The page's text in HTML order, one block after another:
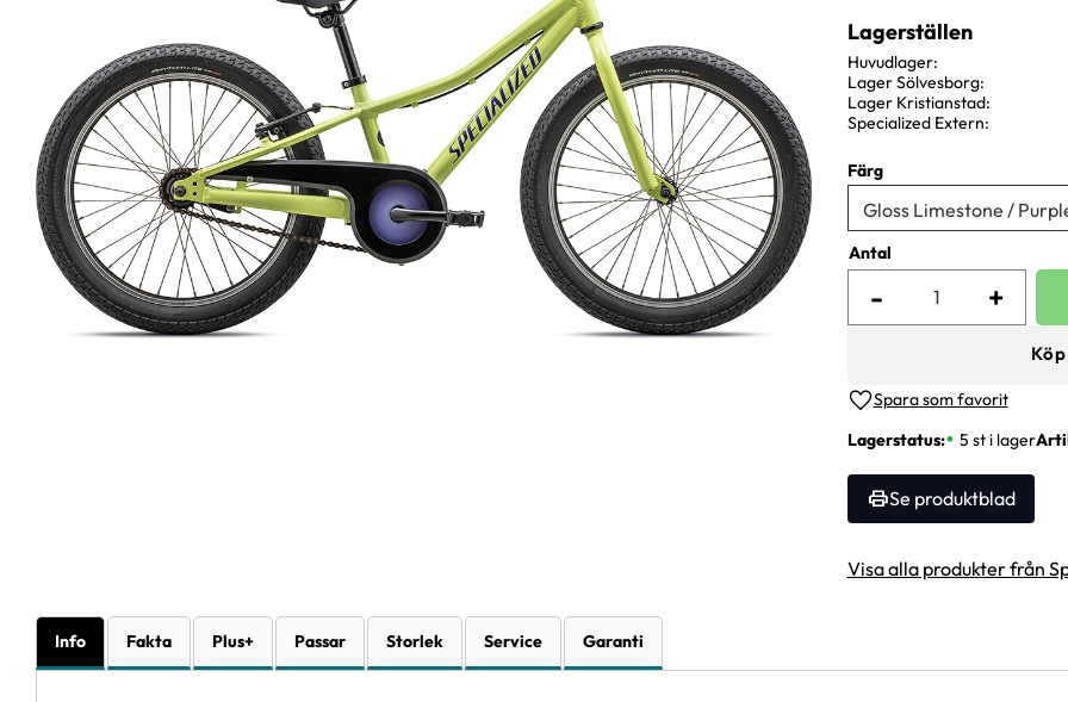
Färg
Antal
+
-
Lägg till i favoriter
Lagerstatus 5 st i lager
Se produktblad
Lagerställen
Huvudlager
Lager Sölvesborg
Lager Kristianstad
Specialized Extern
Visa alla produkter från
Info Fakta Plus+ Passar Storlek Service Garanti